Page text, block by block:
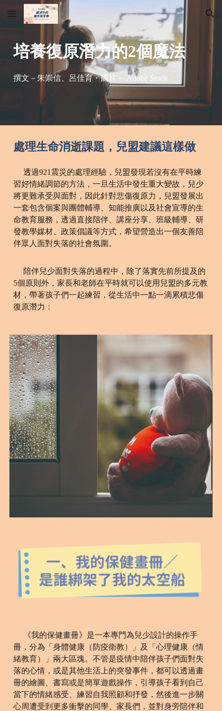
Skip to main content Skip to navigation
培養復原潛力的2個魔法
撰文－朱崇信、呂佳育・圖片－ Adobe Stock
處理生命消逝課題，兒盟建議這樣做
透過921震災的處理經驗，兒盟發現若沒有在平時練
習好情緒調節的方法，一旦生活中發生重大變故，兒少
將更難承受與面對，因此針對悲傷復原力，兒盟發展出
一套包含個案與團體輔導、知能推廣以及社會宣導的生
命教育服務，透過直接陪伴、講座分享、班級輔導、研
發教學媒材、政策倡議等方式，希望營造出一個友善陪
伴眾人面對失落的社會氛圍。
陪伴兒少面對失落的過程中，除了落實先前所提及的
5個原則外，家長和老師在平時就可以使用兒盟的多元教
材，帶著孩子們一起練習，從生活中一點一滴累積悲傷
復原潛力：
《我的保健畫冊》是一本專門為兒少設計的操作手
冊，分為「身體健康（防疫衛教）」及「心理健康（情
緒教育）」兩大區塊。不管是疫情中陪伴孩子們面對失
落的心情，或是其他生活上的突發事件，都可以透過畫
冊的繪圖、書寫或是簡單遊戲操作，引導孩子看到自己
當下的情緒感受、練習自我照顧和抒發，然後進一步關
心周遭受到更多衝擊的同學、家長們，並對身旁陪伴和